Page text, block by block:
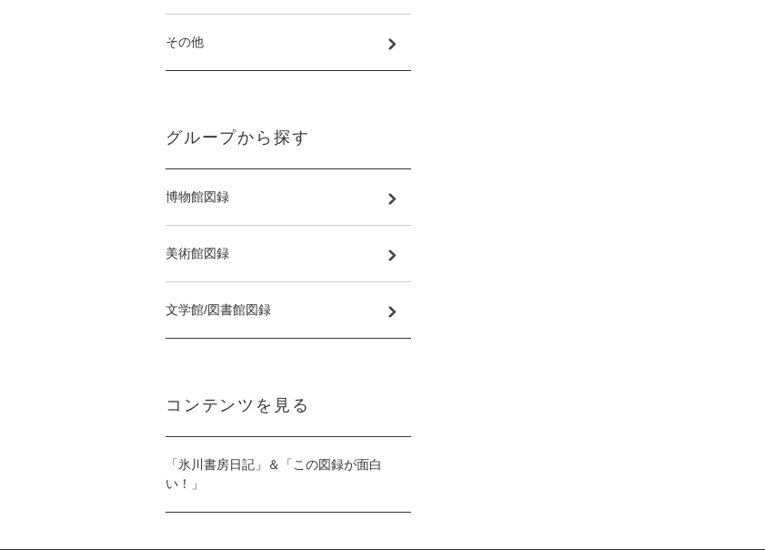
その他
グループから探す
博物館図録
美術館図録
文学館/図書館図録
コンテンツを見る
「氷川書房日記」＆「この図録が面白
い！」